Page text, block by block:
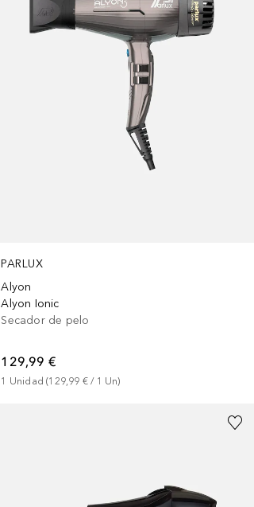
PARLUX
Alyon
Alyon Ionic
Secador de pelo
129,99 €
1 Unidad (129,99 € / 1 Un)